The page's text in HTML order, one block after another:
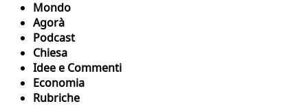
Mondo
Agorà
Podcast
Chiesa
Idee e Commenti
Economia
Rubriche